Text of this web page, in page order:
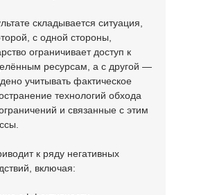
складывается ситуация,
с одной стороны,
ограничивает доступ к
ресурсам, а с другой —
учитывать фактическое
технологий обхода
и связанные с этим
к ряду негативных
включая: